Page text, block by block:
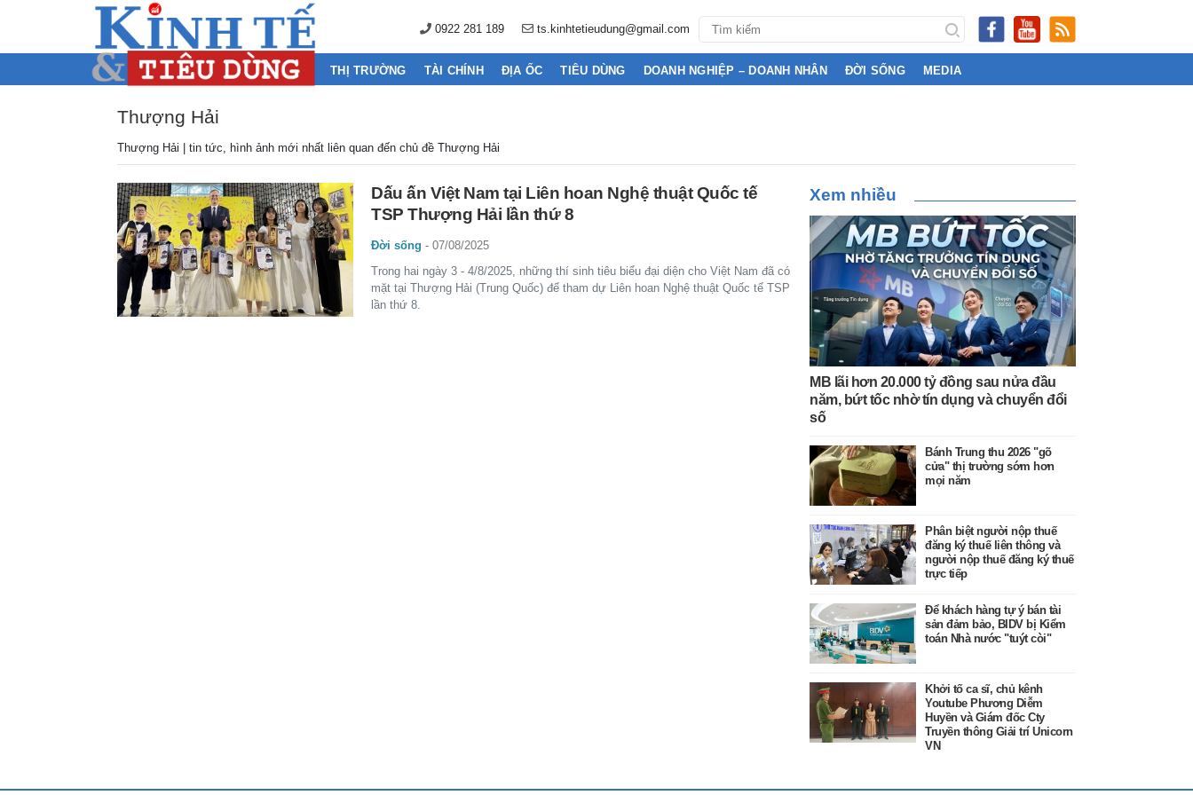
0922 281 189 ts.kinhtetieudung@gmail.com
THỊ TRƯỜNG TÀI CHÍNH ĐỊA ỐC TIÊU DÙNG DOANH NGHIỆP – DOANH NHÂN ĐỜI SỐNG MEDIA
Thượng Hải
Thượng Hải | tin tức, hình ảnh mới nhất liên quan đến chủ đề Thượng Hải
Dấu ấn Việt Nam tại Liên hoan Nghệ thuật Quốc tế
TSP Thượng Hải lần thứ 8
Đời sống -07/08/2025
Trong hai ngày 3 - 4/8/2025, những thí sinh tiêu biểu đại diện cho Việt Nam đã có
mặt tại Thượng Hải (Trung Quốc) để tham dự Liên hoan Nghệ thuật Quốc tế TSP
lần thứ 8.
Xem nhiều
MB lãi hơn 20.000 tỷ đồng sau nửa đầu
năm, bứt tốc nhờ tín dụng và chuyển đổi
số
Bánh Trung thu 2026 "gõ
cửa" thị trường sớm hơn
mọi năm
Phân biệt người nộp thuế
đăng ký thuế liên thông và
người nộp thuế đăng ký thuế
trực tiếp
Để khách hàng tự ý bán tài
sản đảm bảo, BIDV bị Kiểm
toán Nhà nước "tuýt còi"
Khởi tố ca sĩ, chủ kênh
Youtube Phương Diễm
Huyền và Giám đốc Cty
Truyền thông Giải trí Unicorn
VN